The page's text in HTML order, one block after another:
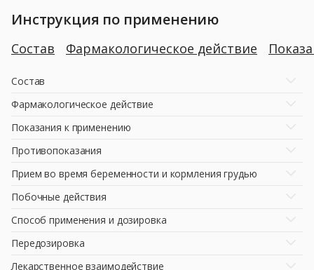
Инструкция по применению
Состав Фармакологическое действие
Состав
Фармакологическое действие
Показания к применению
Противопоказания
Прием во время беременности и кормления грудью
Побочные действия
Способ применения и дозировка
Передозировка
Лекарственное взаимодействие